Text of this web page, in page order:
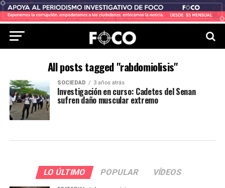
All posts tagged "rabdomiolisis"
SOCIEDAD 3 años atrás
Investigación en curso: Cadetes del Senan
sufren daño muscular extremo
LO ÚLTIMO POPULAR VÍDEOS